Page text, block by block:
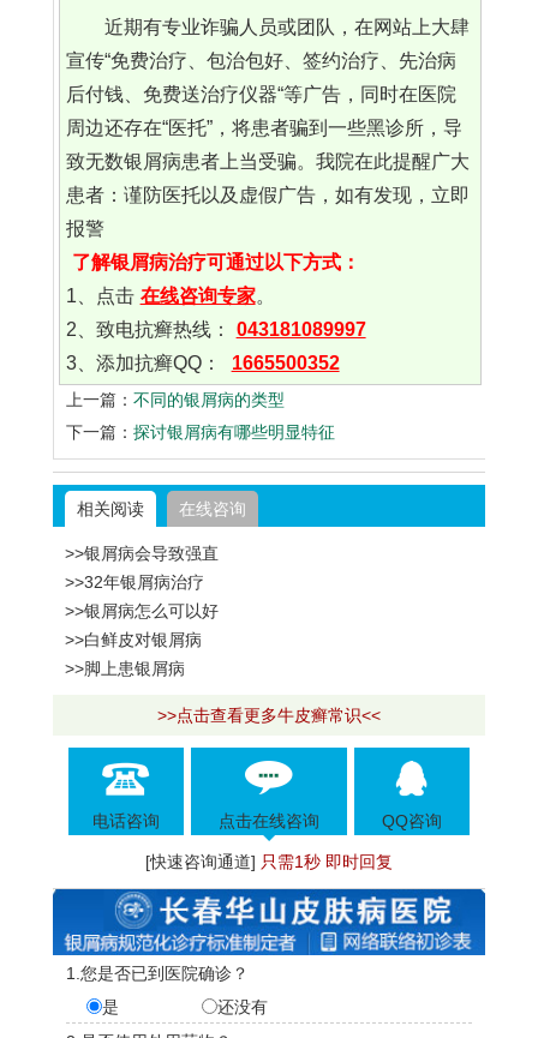
近期有专业诈骗人员或团队，在网站上大肆
宣传“免费治疗、包治包好、签约治疗、先治病
后付钱、免费送治疗仪器“等广告，同时在医院
周边还存在“医托”，将患者骗到一些黑诊所，导
致无数银屑病患者上当受骗。我院在此提醒广大
患者：谨防医托以及虚假广告，如有发现，立即
报警
了解银屑病治疗可通过以下方式：
1、点击 在线咨询专家。
2、致电抗癣热线：
043181089997
3、添加抗癣QQ：
1665500352
上一篇： 不同的银屑病的类型
下一篇： 探讨银屑病有哪些明显特征
相关阅读 在线咨询
>>银屑病会导致强直
>>32年银屑病治疗
>>银屑病怎么可以好
>>白鲜皮对银屑病
>>脚上患银屑病
>>点击查看更多牛皮癣常识<<
电话咨询 点击在线咨询 QQ咨询
[快速咨询通道] 只需1秒 即时回复
1.您是否已到医院确诊？
是
还没有